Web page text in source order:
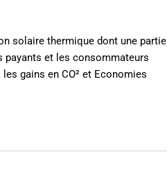
solaire thermique dont une partie
payants et les consommateurs
gains en CO² et Economies